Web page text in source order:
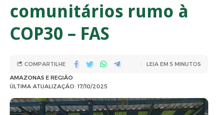
comunitários rumo à
COP30 – FAS
ÚLTIMA ATUALIZAÇÃO: 17/10/2025
AMAZONAS E REGIÃO
COMPARTILHE LEIA EM 5 MINUTOS